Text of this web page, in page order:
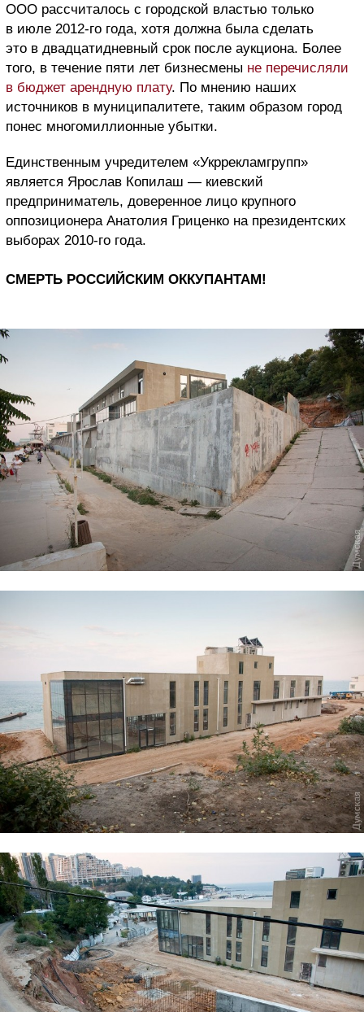
ООО рассчиталось с городской властью только
в июле 2012-го года, хотя должна была сделать
это в двадцатидневный срок после аукциона. Более
того, в течение пяти лет бизнесмены не перечисляли
в бюджет арендную плату. По мнению наших
источников в муниципалитете, таким образом город
понес многомиллионные убытки.
Единственным учредителем «Укррекламгрупп»
является Ярослав Копилаш — киевский
предприниматель, доверенное лицо крупного
оппозиционера Анатолия Гриценко на президентских
выборах 2010-го года.
СМЕРТЬ РОССИЙСКИМ ОККУПАНТАМ!